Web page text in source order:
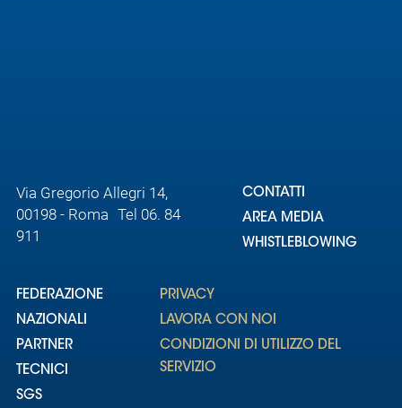
Social media
Via Gregorio Allegri 14,
00198 - Roma Tel 06. 84
911
CONTATTI
AREA MEDIA
WHISTLEBLOWING
FEDERAZIONE
NAZIONALI
PARTNER
TECNICI
SGS
PRIVACY
LAVORA CON NOI
CONDIZIONI DI UTILIZZO DEL
SERVIZIO